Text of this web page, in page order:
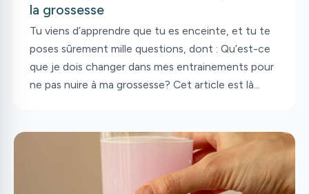
la grossesse
Tu viens d’apprendre que tu es enceinte, et tu te
poses sûrement mille questions, dont : Qu’est-ce
que je dois changer dans mes entrainements pour
ne pas nuire à ma grossesse? Cet article est là
sécuritaire pendant ta grossesse.